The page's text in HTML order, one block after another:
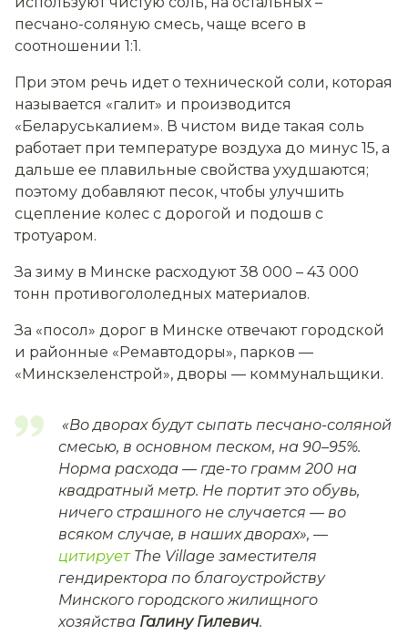
песчано-соляную смесь, чаще всего в
соотношении 1:1.
При этом речь идет о технической соли, которая
называется «галит» и производится
«Беларуськалием». В чистом виде такая соль
работает при температуре воздуха до минус 15, а
дальше ее плавильные свойства ухудшаются;
поэтому добавляют песок, чтобы улучшить
сцепление колес с дорогой и подошв с
тротуаром.
За зиму в Минске расходуют 38 000 – 43 000
тонн противогололедных материалов.
За «посол» дорог в Минске отвечают городской
и районные «Ремавтодоры», парков —
«Минскзеленстрой», дворы — коммунальщики.
«Во дворах будут сыпать песчано-соляной
смесью, в основном песком, на 90–95%.
Норма расхода — где-то грамм 200 на
квадратный метр. Не портит это обувь,
ничего страшного не случается — во
всяком случае, в наших дворах», —
цитируетThe Village заместителя
гендиректора по благоустройству
Минского городского жилищного
хозяйства Галину Гилевич.